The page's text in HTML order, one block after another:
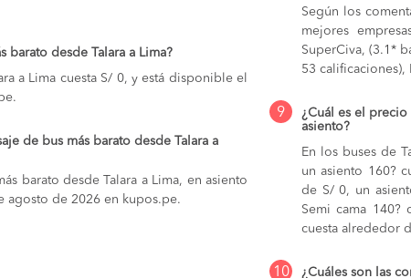
barato desde Talara a Lima?
a Lima cuesta S/ 0, y está disponible el
de bus más barato desde Talara a
barato desde Talara a Lima, en asiento
agosto de 2026 en kupos.pe.
Según los
mejores
SuperCiva, (3.1*
53 calificaciones),
9
¿Cuál es el
asiento?
En los buses de
un asiento 160?
de S/ 0, un
Semi cama 140?
cuesta alrededor
10 ¿Cuáles son las